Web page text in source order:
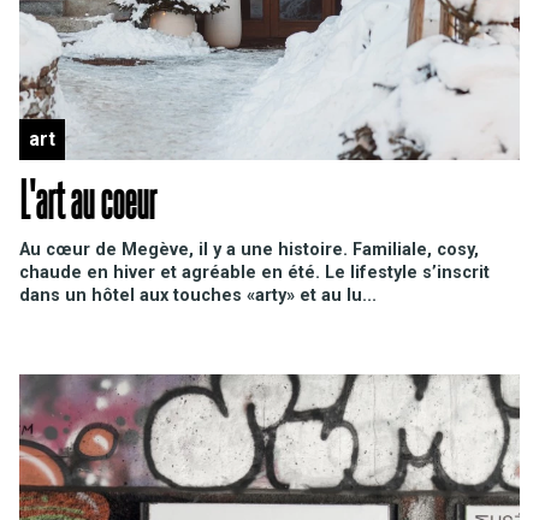
art
L'art au coeur
Au cœur de Megève, il y a une histoire. Familiale, cosy,
chaude en hiver et agréable en été. Le lifestyle s’inscrit
dans un hôtel aux touches «arty» et au lu...